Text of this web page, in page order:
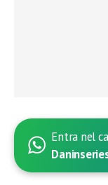
Entra nel